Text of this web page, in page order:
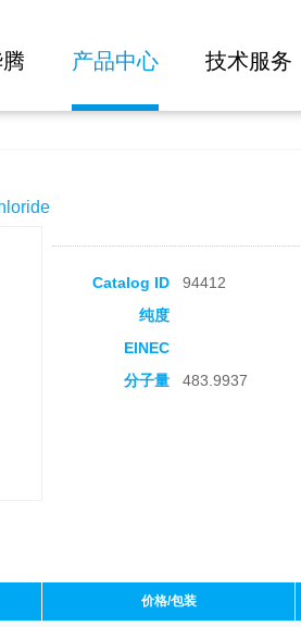
产品中心 技术服务
Catalog ID 94412
纯度
EINEC
分子量 483.9937
价格/包装